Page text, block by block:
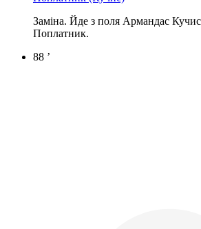
Заміна. Йде з поля Армандас
Поплатник.
88 ’